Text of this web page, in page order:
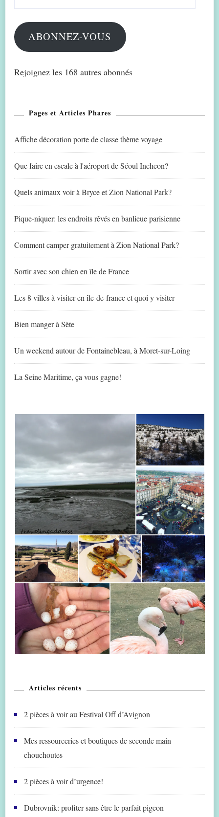
mail
ABONNEZ-VOUS
Rejoignez les 168 autres abonnés
Pages et Articles Phares
Affiche décoration porte de classe thème voyage
Que faire en escale à l'aéroport de Séoul Incheon?
Quels animaux voir à Bryce et Zion National Park?
Pique-niquer: les endroits rêvés en banlieue parisienne
Comment camper gratuitement à Zion National Park?
Sortir avec son chien en île de France
Les 8 villes à visiter en île-de-france et quoi y visiter
Bien manger à Sète
Un weekend autour de Fontainebleau, à Moret-sur-Loing
La Seine Maritime, ça vous gagne!
Articles récents
2 pièces à voir au Festival Off d’Avignon
Mes ressourceries et boutiques de seconde main
chouchoutes
2 pièces à voir d’urgence!
Dubrovnik: profiter sans être le parfait pigeon